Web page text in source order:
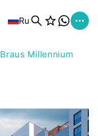
Ru
Braus Millennium